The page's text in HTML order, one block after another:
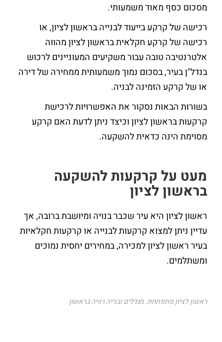
מסכום כסף מאוד משמעותי.
רכישה של קרקע בייעוד לבנייה בראשון לציון, או
רכישה של קרקע חקלאית בראשון לציון מהווה
אלטרנטיבה טובה עבור משקיעים המעוניינים לרכוש
בנדל"ן בעיר, בסכום נמוך משמעותית ממחירה של דירה
או של קרקע הזמינה לבניה.
בשורות הבאות נסקור את האפשרויות לרכישת
קרקעות בראשון לציון וכיצד ניתן לדעת האם קרקע
מסוימת הינה כדאית להשקעה.
מעט על קרקעות להשקעה
בראשון לציון
ראשון לציון היא עיר שכבר בנויה ומיושבת ברובה, אך
עדיין ניתן למצוא קרקעות לבנייה או קרקעות חקלאיות
בעיר ראשון לציון למכירה, במחירים יחסית נמוכים
ומשתלמים.
ראשון לציון מתפתחת. מגדלים ובנייה רוויה בראשון